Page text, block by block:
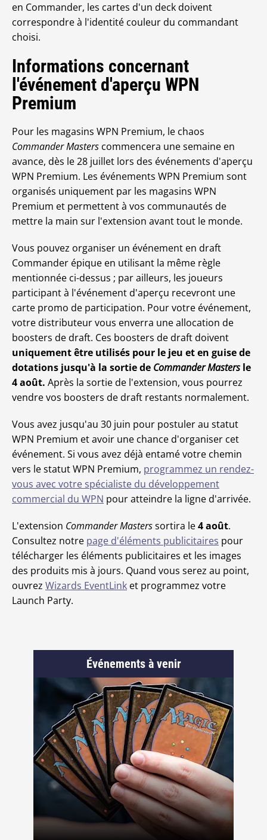
en Commander, les cartes d'un deck doivent
correspondre à l'identité couleur du commandant
choisi.
Informations concernant
l'événement d'aperçu WPN
Premium
Pour les magasins WPN Premium, le chaos
Commander Masters commencera une semaine en
avance, dès le 28 juillet lors des événements d'aperçu
WPN Premium. Les événements WPN Premium sont
organisés uniquement par les magasins WPN
Premium et permettent à vos communautés de
mettre la main sur l'extension avant tout le monde.
Vous pouvez organiser un événement en draft
Commander épique en utilisant la même règle
mentionnée ci-dessus ; par ailleurs, les joueurs
participant à l'événement d'aperçu recevront une
carte promo de participation. Pour votre événement,
votre distributeur vous enverra une allocation de
boosters de draft. Ces boosters de draft doivent
uniquement être utilisés pour le jeu et en guise de
dotations jusqu'à la sortie de Commander Mastersle
4 août. Après la sortie de l'extension, vous pourrez
vendre vos boosters de draft restants normalement.
Vous avez jusqu'au 30 juin pour postuler au statut
WPN Premium et avoir une chance d'organiser cet
événement. Si vous avez déjà entamé votre chemin
vers le statut WPN Premium, programmez un rendez-
vous avec votre spécialiste du développement
commercial du WPN pour atteindre la ligne d'arrivée.
L'extension Commander Masterssortira le4 août.
Consultez notre page d'éléments publicitaires pour
télécharger les éléments publicitaires et les images
des produits mis à jours. Quand vous serez au point,
ouvrez Wizards EventLink et programmez votre
Launch Party.
Événements à venir